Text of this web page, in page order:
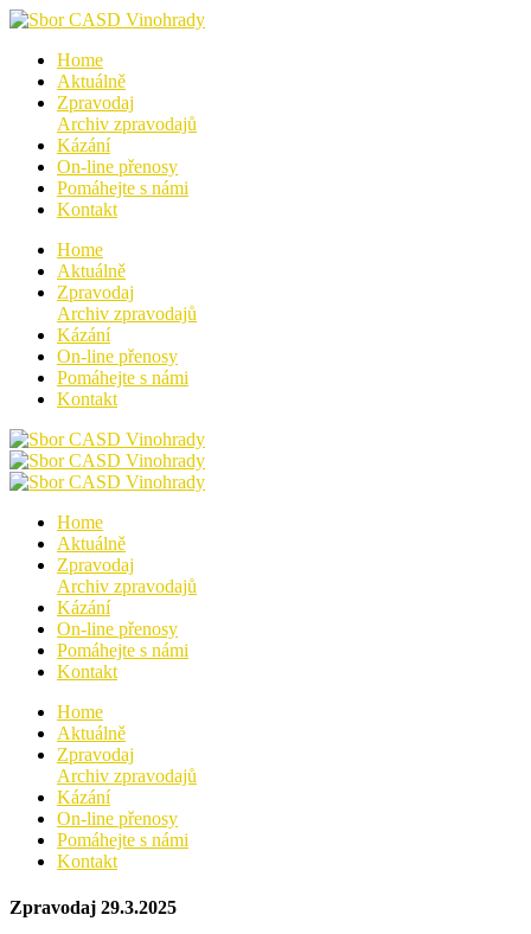
Home
Aktuálně
Zpravodaj
Archiv zpravodajů
Kázání
On-line přenosy
Pomáhejte s námi
Kontakt
Home
Aktuálně
Zpravodaj
Archiv zpravodajů
Kázání
On-line přenosy
Pomáhejte s námi
Kontakt
Home
Aktuálně
Zpravodaj
Archiv zpravodajů
Kázání
On-line přenosy
Pomáhejte s námi
Kontakt
Home
Aktuálně
Zpravodaj
Archiv zpravodajů
Kázání
On-line přenosy
Pomáhejte s námi
Kontakt
Zpravodaj 29.3.2025